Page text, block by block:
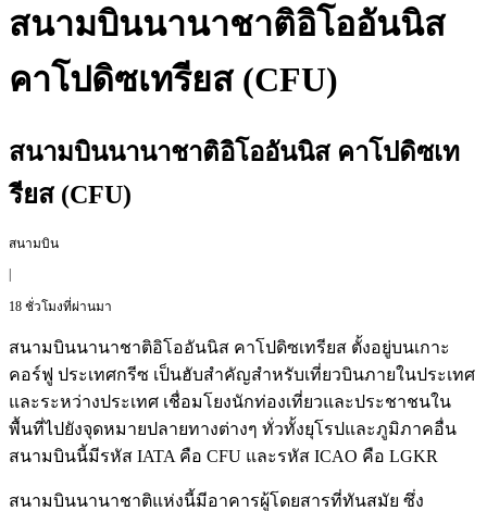
สนามบินนานาชาติอิโออันนิส
คาโปดิซเทรียส (CFU)
สนามบินนานาชาติอิโออันนิส คาโปดิซเท
รียส (CFU)
สนามบิน
|
18 ชั่วโมงที่ผ่านมา
สนามบินนานาชาติอิโออันนิส คาโปดิซเทรียส ตั้งอยู่บนเกาะ
คอร์ฟู ประเทศกรีซ เป็นฮับสำคัญสำหรับเที่ยวบินภายในประเทศ
และระหว่างประเทศ เชื่อมโยงนักท่องเที่ยวและประชาชนใน
พื้นที่ไปยังจุดหมายปลายทางต่างๆ ทั่วทั้งยุโรปและภูมิภาคอื่น
สนามบินนี้มีรหัส IATA คือ CFU และรหัส ICAO คือ LGKR
สนามบินนานาชาติแห่งนี้มีอาคารผู้โดยสารที่ทันสมัย ซึ่ง